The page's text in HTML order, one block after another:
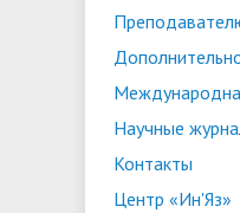
• Конкурсы
должностей
• Олимпиада
малых
ориентации
«Карьера»
• Платные
• Стипендии
обучающихся
•
Научные
Контакты
Центр «Ин'Яз»